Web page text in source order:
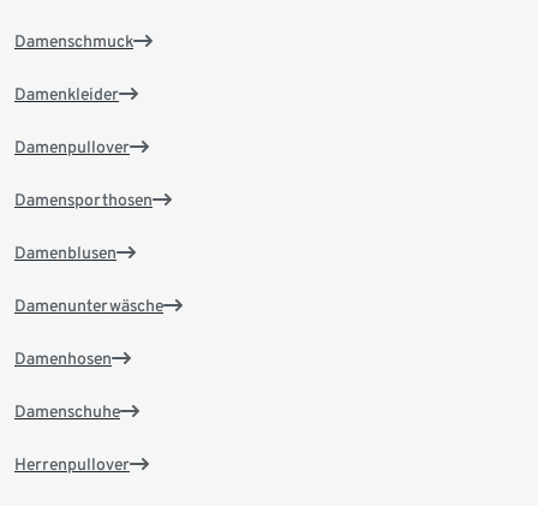
Damenschmuck
Damenkleider
Damenpullover
Damensporthosen
Damenblusen
Damenunterwäsche
Damenhosen
Damenschuhe
Herrenpullover